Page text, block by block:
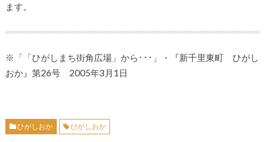
ます。
※「「ひがしまち街角広場」から･･･」・『新千里東町 ひがし
おか』第26号 2005年3月1日
ひがしおか ひがしおか